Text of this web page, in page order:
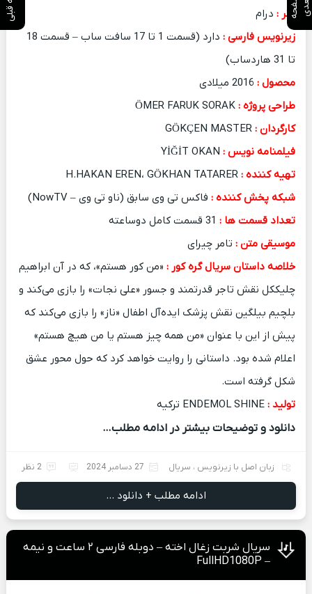
ژانر :درام
زیرنویس فارسی :
دارد (قسمت 1 تا 17 سافت ساب – قسمت 18
تا 31 هاردساب)
محصول :2016 میلادی
طراحی پروژه :ÖMER FARUK SORAK
کارگردان : GÖKÇEN MASTER
فیلمنامه نویس : YİĞİT OKAN
تهیه کننده :H.HAKAN EREN، GÖKHAN TATARER
شبکه پخش کننده :فاکس تی وی سابق (ناو تی وی – NowTV)
تعداد قسمت ها :31 قسمت کامل دوساعته
موسیقی متن :تامر چیرای
خلاصه داستان سریال گره کور : «من کور هستم»، که در آن ابراهیم
چلیککل نقش تاجر قدرتمند و جسور «علی نجات» را بازی می‌کند و
بلچیم بیلگین نقش پزشک ایده‌آل اطفال «ناز» را بازی می‌کند که
پیش از این با عنوان «من همه چیز هستم یا من هیچ هستم»
اعلام شده بود. داستانی را روایت خواهد کرد که حول محور عشق
شکل گرفته است.
تولید :ENDEMOL SHINE ترکیه
دانلود و توضیحات بیشتر در ادامه مطلب…
زبان اصل با زیرنویس ، سریال 27 دسامبر 2024 2 نظر
ادامه مطلب + دانلود ...
سریال شربت زغال اخته – دوبله فارسی ۲ ساعت و نیمه
– FullHD1080P
ص
ف
ح
ه ب ع
د ی